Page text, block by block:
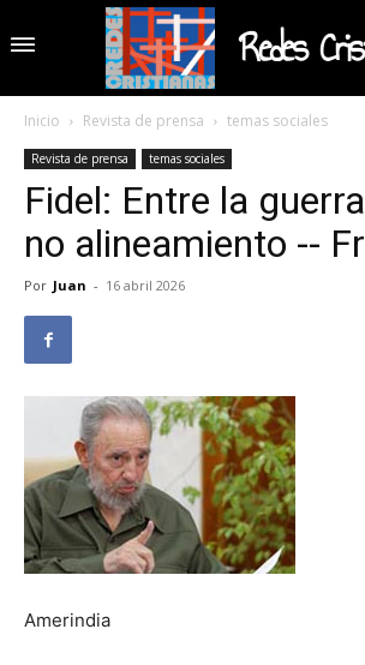
Redes
Inicio Revista de prensa temas sociales
Revista de prensa temas sociales
Fidel: Entre la
no alineamiento --
Por Juan - 16 abril 2026
Amerindia